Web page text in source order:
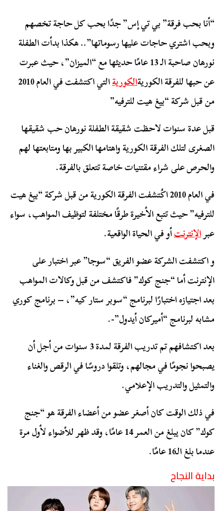
“أنا بحب فرقة” بي تي إس” جدًا بحب كل حاجة تخصهم
وبحب اشتري حاجات عليها رسوماتها”.. هكذا بدأت الطفلة
نورهان صاحبة الـ 13 عامًا حديثها مع “الميزان”، حيث عبرت
عن حبها للفرقة الكوريةالكورية
التي اكتشفت في العام 2010
من قبل شركة “بيغ هيت للترفيه”
قبل عدة سنوات لاحظت شقيقة الطفلة نورهان حب شقيقها
الصغرى لتلك الفرقة الكورية واهتامها الكبير بها ومتابعتها لهم
والحرص على شراء مقتنيات خاصة تتعلق بالفرقة.
في العام 2010 اكُتشفت الفرقة الكورية من قبل شركة “بيغ هيت
للترفيه” حيث تتبع الأخيرة طرقًا مختلفة لتوظيف المواهب، سواء
عبرالإنترنتأو في الحياة الواقعية.
و اكتشفت الشركة عضو الفريق “سوجا” عبر اختبار على
الإنترنت أما “جنج كوك” فاكتشف من قبل وكالات المواهب
بعد اجتيازه اختبارًا لبرنامج “سوبر ستار كيه”، – برنامج كوري
مشابه لبرنامج “أميركان أيدول”-.
بعد اكتشافهم تم تدريب الفرقة لمدة 3 سنوات من أجل أن
يصبحوا نجومًا في مجالهم، وتلقوا دروسًا في الرقص والغناء
والتمثيل والتدريب الإعلامي.
في ذلك الوقت كان أصغر عضو من أعضاء الفرقة هو “جنج
كوك” كان يبلغ من العمر 14 عامًا، وقد ظهر للأضواء لأول مرة
عندما بلغ الـ16 عامًا.
بداية النجاح